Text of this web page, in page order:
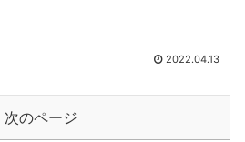
2022.04.13
次のページ